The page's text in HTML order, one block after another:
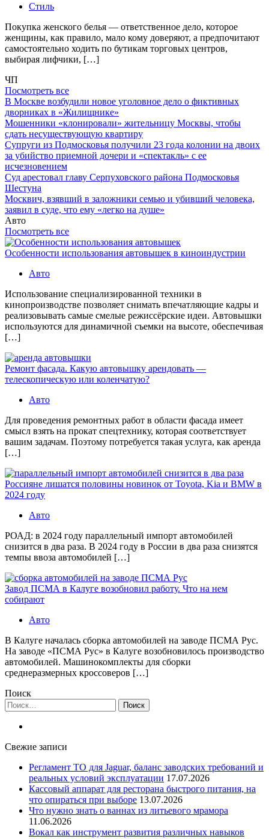
Стиль
Покупка женского белья — ответственное дело, которое
женщины, как правило, мало кому доверяют, а предпочитают
самостоятельно ходить по бутикам торговых центров,
выбирая лифчики, […]
ЧП
Посмотреть все
В Москве возбудили новое уголовное дело о фиктивных
дворниках в «Жилищнике»
Мошенники «клонировали» жительницу Москвы, чтобы
сдать несуществующую квартиру
Супруги из Подмосковья получили 23 года колонии на двоих
за убийство приемной дочери и «спектакль» с ее
исчезновением
Суд арестовал главу Серпуховского района Подмосковья
Шестуна
Москвич, взявший в заложники семью и убивший человека,
заявил в суде, что ему «легко на душе»
Авто
Посмотреть все
Особенности использования автовышек в киноиндустрии
Авто
Использование специализированной техники в
кинопроизводстве позволяет снимать впечатляющие кадры и
реализовывать самые смелые режиссёрские идеи. Автовышки
используются для динамичной съемки на высоте, обеспечивая
[…]
Ремонт фасада. Какую автовышку арендовать —
телескопическую или коленчатую?
Авто
Для проведения ремонтных работ в области фасада имеет
смысл взять на прокат спецтехнику, которая соответствует
вашим задачам. Поэтому потребуется такая услуга, как аренда
[…]
Россияне лишатся половины новинок от Toyota, Kia и BMW в
2024 году
Авто
РОАД: в 2024 году параллельный импорт автомобилей
снизится в два раза. В 2024 году в России в два раза снизятся
темпы ввоза автомобилей […]
Завод ПСМА в Калуге возобновил работу. Что на нем
собирают
Авто
В Калуге началась сборка автомобилей на заводе ПСМА Рус.
На заводе «ПСМА Рус» в Калуге возобновилось производство
автомобилей. Машинокомплекты для сборки
среднеразмерных кроссоверов […]
Поиск
Найти:
Свежие записи
Регламент ТО для Jaguar, баланс заводских требований и
реальных условий эксплуатации 17.07.2026
Кассовый аппарат для ресторана быстрого питания, на
что опираться при выборе 13.07.2026
Что нужно знать о ваннах из литьевого мрамора
11.06.2026
Вокал как инструмент развития различных навыков